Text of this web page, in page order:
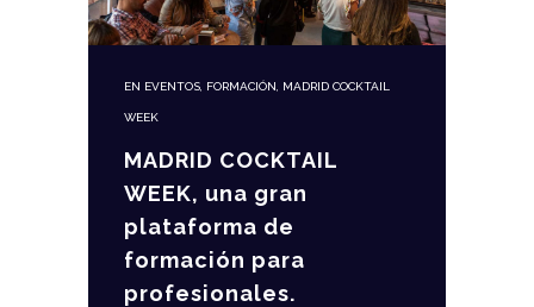
EN EVENTOS FORMACIÓN MADRID COCKTAIL
WEEK
MADRID COCKTAIL
WEEK, una gran
plataforma de
formación para
profesionales.